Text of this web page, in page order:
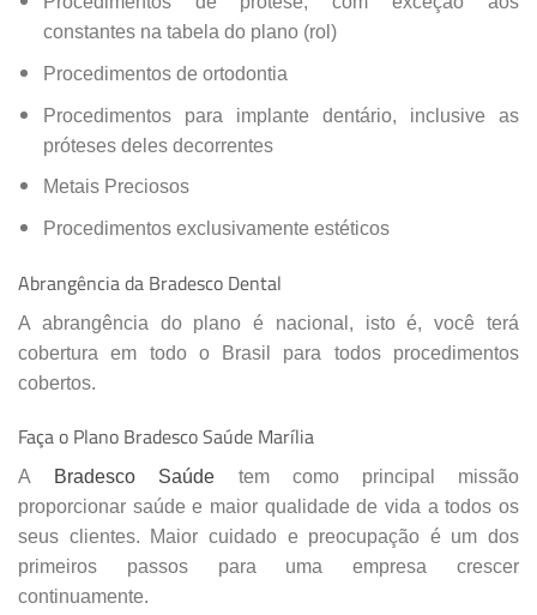
constantes na tabela do plano (rol)
Procedimentos de ortodontia
Procedimentos para implante dentário, inclusive as
próteses deles decorrentes
Metais Preciosos
Procedimentos exclusivamente estéticos
Abrangência da Bradesco Dental
A abrangência do plano é nacional, isto é, você terá
cobertura em todo o Brasil para todos procedimentos
cobertos.
Faça o Plano Bradesco Saúde Marília
A Bradesco Saúde tem como principal missão
proporcionar saúde e maior qualidade de vida a todos os
seus clientes. Maior cuidado e preocupação é um dos
primeiros passos para uma empresa crescer
continuamente.